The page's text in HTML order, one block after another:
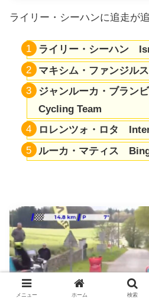
ライリー・シーハンに追走が追
ライリー・シーハン
マキシム・ファンジ
ジャンルーカ・ブラン
Cycling Team
ロレンツォ・ロタ
ルーカ・マティス
メニュー ホーム 検索